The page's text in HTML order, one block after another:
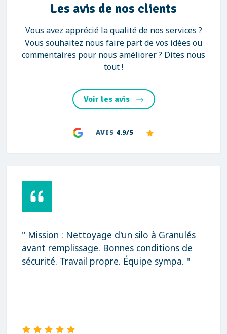
Les avis de nos clients
Vous avez apprécié la qualité de nos services ?
Vous souhaitez nous faire part de vos idées ou
commentaires pour nous améliorer ? Dites nous
tout !
Voir les avis
AVIS 4.9/5
" Mission : Nettoyage d'un silo à Granulés
avant remplissage. Bonnes conditions de
sécurité. Travail propre. Équipe sympa. "